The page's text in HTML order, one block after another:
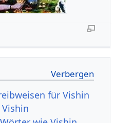
für Vishin